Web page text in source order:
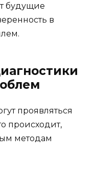
будущие
в
проявляться
происходит,
методам